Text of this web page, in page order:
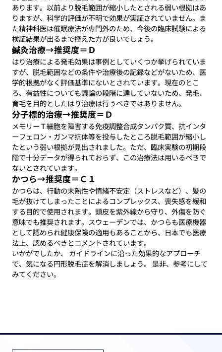
あります。以前より脱毛範囲が縮小したとされる弱い根拠はあ
りますが、科学的評価が不明で効果が実証されていません。ま
た精神科医は催眠療法が専門外のため、今後の臨床試験による
検証結果が出るまで控えた方が良いでしょう。
鍼灸治療→推奨度＝Ｄ
はり治療による発毛効果は事例としていくつか挙げられていま
すが、脱毛範囲などの条件や治療後の記録などがないため、医
学的根拠がなく評価基準にないとされています。現在のとこ
ろ、有益性についても議論の段階に達していないため、発毛、
育毛を目的としたはり治療は行うべきではありません。
分子標的治療→推奨度＝Ｄ
メモリーＴ細胞を障害する免疫調整合成タンパク質、抗インタ
ーフェロン・ガンマ抗体等を投与したところ脱毛範囲が縮小し
たという弱い根拠が見出されました。ただ、臨床実験の初期段
階で十分データが得られておらず、この治療法は用いるべきで
ないとされています。
かつら→推奨度＝Ｃ１
かつらは、行動の未熟性や情緒不安定（ストレスなど）、髪の
毛が抜けてしまったことによるコンプレックス、喪失感を緩和
する目的で使用されます。頭皮を紫外線から守り、外傷を防ぐ
意味でも推奨されます。スウェーデンでは、かつらも医療機器
として認められ健康保険の適用もあることから、日本でも医療
法上、認めるべきとコメントされています。
いかがでしたか、 ガイドラインに沿った効果的なアプローチ
で、気になる円形脱毛症を解消しましょう。 是非、参考にして
みてください。